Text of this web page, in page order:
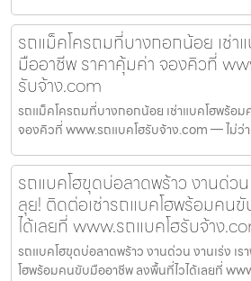
รถแม็คโครถมที่บางกอกน้อย เช่า
มืออาชีพ ราคาคุ้มค่า จองคิวที่
รับจ้าง.com
รถแม็คโครถมที่บางกอกน้อย เช่าแบคโฮพร้อ
จองคิวที่ www.รถแบคโฮรับจ้าง.com — ไม่ว่
รถแบคโฮขุดบ่อลาดพร้าว งานด่วน
ลุย! ติดต่อเช่ารถแบคโฮพร้อมคน
ได้เลยที่ www.รถแบคโฮรับจ้าง
รถแบคโฮขุดบ่อลาดพร้าว งานด่วน งานเร่ง เ
โฮพร้อมคนขับมืออาชีพ ลงพื้นที่ไวได้เลยที่